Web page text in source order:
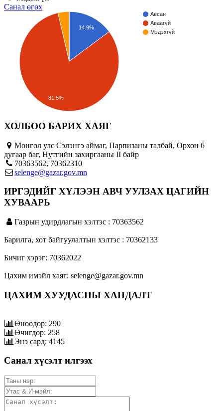
Санал өгөх
Авсан
Аваагүй
Мэдэхгүй
14.9%
81.5%
ХОЛБОО БАРИХ ХАЯГ
Монгол улс Сэлэнгэ аймаг, Парпизаны талбай, Орхон 6
дугаар баг, Нутгийн захиргааны II байр
70363562, 70362310
selenge@gazar.gov.mn
ИРГЭДИЙГ ХҮЛЭЭН АВЧ УУЛЗАХ ЦАГИЙН
ХУВААРЬ
Газрын удирдлагын хэлтэс : 70363562
Барилга, хот байгуулалтын хэлтэс : 70362133
Бичиг хэрэг: 70362022
Цахим имэйл хаяг: selenge@gazar.gov.mn
ЦАХИМ ХУУДАСНЫ ХАНДАЛТ
Өнөөдөр: 290
Өчигдөр: 258
Энэ сард: 4145
Санал хүсэлт илгээх